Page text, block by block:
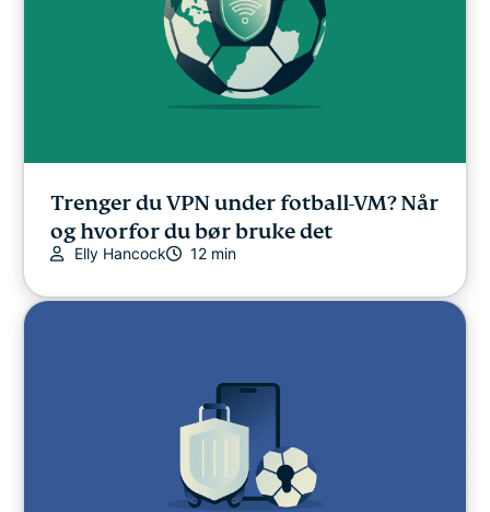
Trenger du VPN under fotball-VM? Når
og hvorfor du bør bruke det
Elly Hancock 12 min